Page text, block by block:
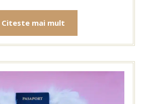
Citeste mai mult